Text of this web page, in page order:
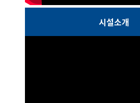
시설소개